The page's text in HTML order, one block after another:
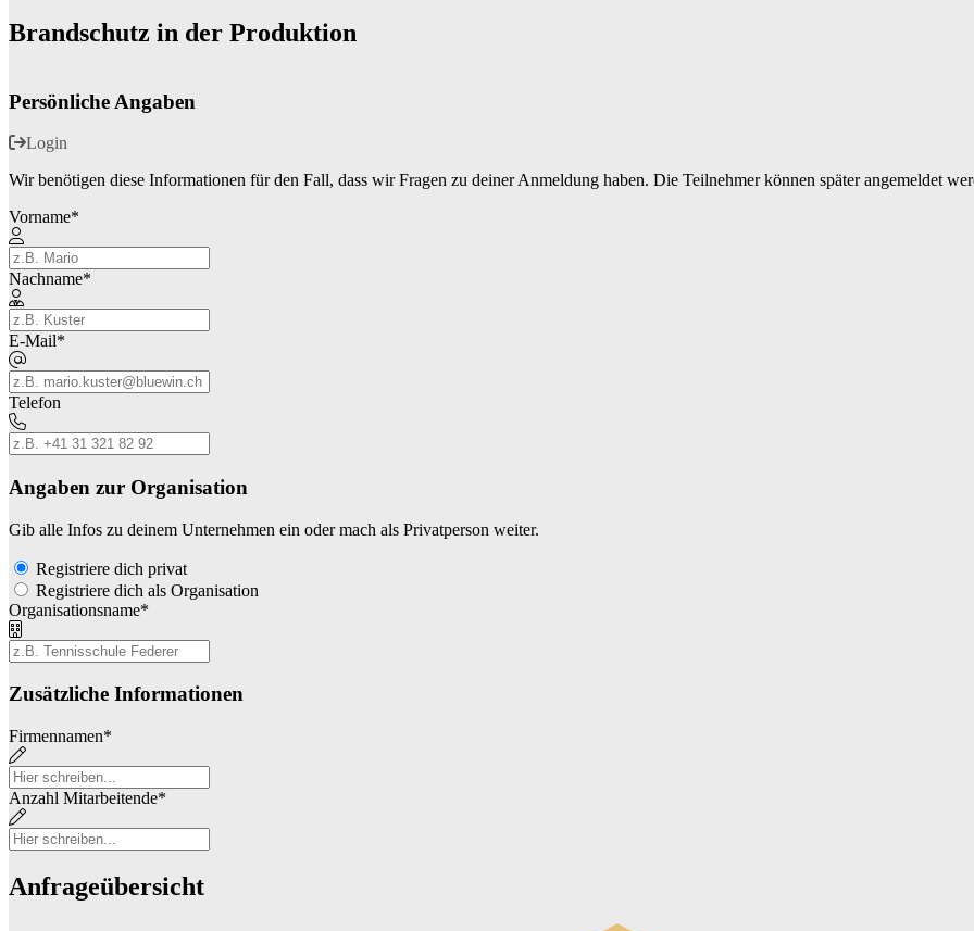
Brandschutz in der Produktion
Persönliche Angaben
Login
Wir benötigen diese Informationen für den Fall, dass wir Fragen zu deiner Anmeldung haben. Die Teilnehmer können später angemeldet
Vorname*
Nachname*
E-Mail*
Telefon
Angaben zur Organisation
Gib alle Infos zu deinem Unternehmen ein oder mach als Privatperson weiter.
Registriere dich privat
Registriere dich als Organisation
Organisationsname*
Zusätzliche Informationen
Firmennamen*
Anzahl Mitarbeitende*
Anfrageübersicht